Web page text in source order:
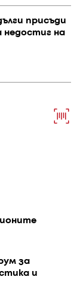
присъди
недостиг на
за
и